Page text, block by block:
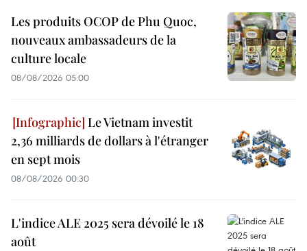
Les produits OCOP de Phu Quoc,
nouveaux ambassadeurs de la
culture locale
08/08/2026 05:00
Le Vietnam investit
2,36 milliards de dollars à l'étranger
en sept mois
08/08/2026 00:30
L'indice ALE 2025 sera dévoilé le 18
août